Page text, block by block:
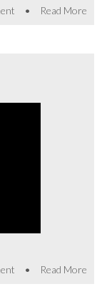
• Read More
• Read More